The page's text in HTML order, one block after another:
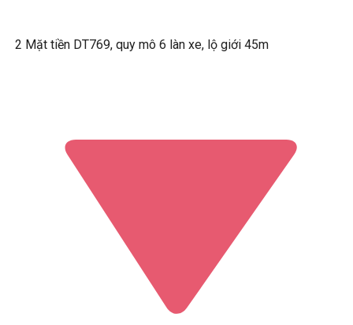
2 Mặt tiền DT769, quy mô 6 làn xe, lộ giới 45m